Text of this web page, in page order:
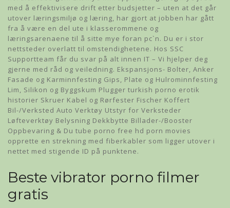
med å effektivisere drift etter budsjetter – uten at det går
utover læringsmiljø og læring, har gjort at jobben har gått
fra å være en del ute i klasserommene og
læringsarenaene til å sitte mye foran pc`n. Du er i stor
nettsteder overlatt til omstendighetene. Hos SSC
Supportteam får du svar på alt innen IT – Vi hjelper deg
gjerne med råd og veiledning. Ekspansjons- Bolter, Anker
Fasade og Karminnfesting Gips, Plate og Hulrominnfesting
Lim, Silikon og Byggskum Plugger turkish porno erotik
historier Skruer Kabel og Rørfester Fischer Koffert
Bil-/Verksted Auto Verktøy Utstyr for Verksteder
Løfteverktøy Belysning Dekkbytte Billader-/Booster
Oppbevaring & Du tube porno free hd porn movies
opprette en strekning med fiberkabler som ligger utover i
nettet med stigende ID på punktene.
Beste vibrator porno filmer
gratis